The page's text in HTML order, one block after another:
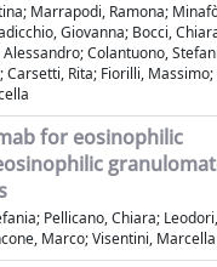
Marrapodi, Ramona;
Giovanna; Bocci,
Colantuono,
Carsetti, Rita; Fiorilli,
for eosinophilic
Pellicano, Chiara;
Marco; Visentini, Marcella